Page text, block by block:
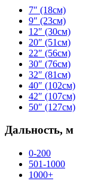
7″ (18см)
9″ (23см)
12″ (30см)
20″ (51см)
22″ (56см)
30″ (76см)
32″ (81см)
40″ (102см)
42″ (107см)
50″ (127см)
Дальность, м
0-200
501-1000
1000+